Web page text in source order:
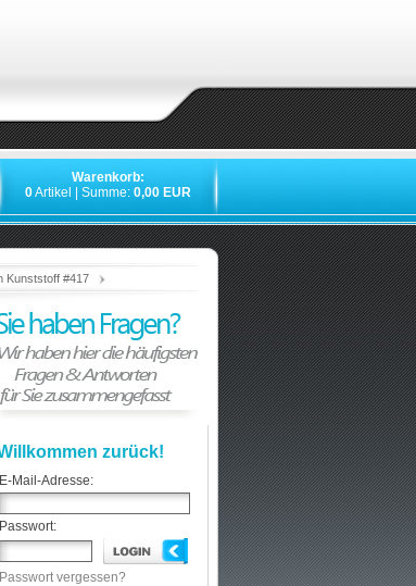
Warenkorb:
0Artikel | Summe: 0,00 EUR
Kunststoff #417
zurück!
E-Mail-Adresse:
Passwort:
Passwort vergessen?